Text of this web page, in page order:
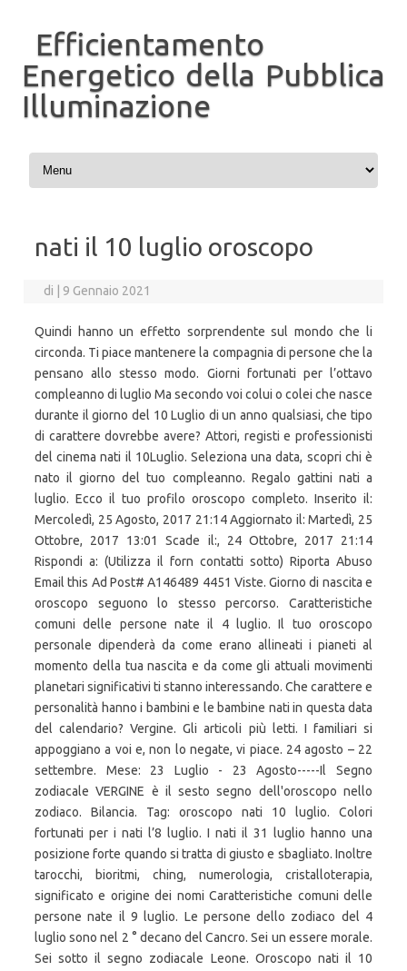
Efficientamento
Energetico della Pubblica
Illuminazione
Vai al contenuto
nati il 10 luglio oroscopo
di 9 Gennaio 2021
Quindi hanno un effetto sorprendente sul mondo che li
circonda. Ti piace mantenere la compagnia di persone che la
pensano allo stesso modo. Giorni fortunati per l’ottavo
compleanno di luglio Ma secondo voi colui o colei che nasce
durante il giorno del 10 Luglio di un anno qualsiasi, che tipo
di carattere dovrebbe avere? Attori, registi e professionisti
del cinema nati il 10Luglio. Seleziona una data, scopri chi è
nato il giorno del tuo compleanno. Regalo gattini nati a
luglio. Ecco il tuo profilo oroscopo completo. Inserito il:
Mercoledì, 25 Agosto, 2017 21:14 Aggiornato il: Martedì, 25
Ottobre, 2017 13:01 Scade il:, 24 Ottobre, 2017 21:14
Rispondi a: (Utilizza il forn contatti sotto) Riporta Abuso
Email this Ad Post# A146489 4451 Viste. Giorno di nascita e
oroscopo seguono lo stesso percorso. Caratteristiche
comuni delle persone nate il 4 luglio. Il tuo oroscopo
personale dipenderà da come erano allineati i pianeti al
momento della tua nascita e da come gli attuali movimenti
planetari significativi ti stanno interessando. Che carattere e
personalità hanno i bambini e le bambine nati in questa data
del calendario? Vergine. Gli articoli più letti. I familiari si
appoggiano a voi e, non lo negate, vi piace. 24 agosto – 22
settembre. Mese: 23 Luglio - 23 Agosto-----Il Segno
zodiacale VERGINE è il sesto segno dell'oroscopo nello
zodiaco. Bilancia. Tag: oroscopo nati 10 luglio. Colori
fortunati per i nati l’8 luglio. I nati il 31 luglio hanno una
posizione forte quando si tratta di giusto e sbagliato. Inoltre
tarocchi, bioritmi, ching, numerologia, cristalloterapia,
significato e origine dei nomi Caratteristiche comuni delle
persone nate il 9 luglio. Le persone dello zodiaco del 4
luglio sono nel 2 ° decano del Cancro. Sei un essere morale.
Sei sotto il segno zodiacale Leone. Oroscopo nati il 10